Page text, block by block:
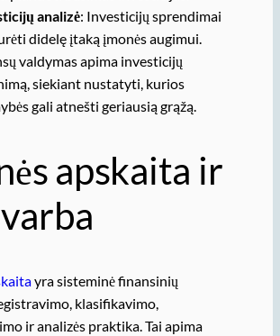
analizė: Investicijų sprendimai
didelę įtaką įmonės augimui.
valdymas apima investicijų
siekiant nustatyti, kurios
gali atnešti geriausią grąžą.
apskaita ir
yra sisteminė finansinių
klasifikavimo,
ir analizės praktika. Tai apima